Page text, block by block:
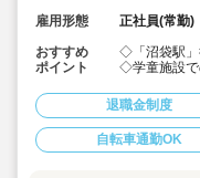
雇用形態
正社員(常勤)
おすすめ
ポイント
◇「沼袋駅」
◇学童施設で
ど、様々な
◇月給月給
から！★経験
◇昇給も年1
退職金制度
自転車通勤OK